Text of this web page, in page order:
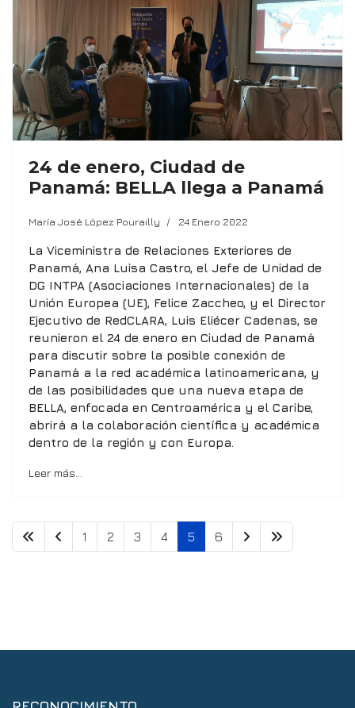
24 de enero, Ciudad de
Panamá: BELLA llega a Panamá
María José López Pourailly 24 Enero 2022
La Viceministra de Relaciones Exteriores de
Panamá, Ana Luisa Castro, el Jefe de Unidad de
DG INTPA (Asociaciones Internacionales) de la
Unión Europea (UE), Felice Zaccheo, y el Director
Ejecutivo de RedCLARA, Luis Eliécer Cadenas, se
reunieron el 24 de enero en Ciudad de Panamá
para discutir sobre la posible conexión de
Panamá a la red académica latinoamericana, y
de las posibilidades que una nueva etapa de
BELLA, enfocada en Centroamérica y el Caribe,
abrirá a la colaboración científica y académica
dentro de la región y con Europa.
Leer más…
1 2 3 4 5 6